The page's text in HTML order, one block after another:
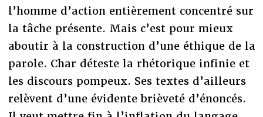
l’homme d’action entièrement concentré sur
la tâche présente. Mais c’est pour mieux
aboutir à la construction d’une éthique de la
parole. Char déteste la rhétorique infinie et
les discours pompeux. Ses textes d’ailleurs
relèvent d’une évidente brièveté d’énoncés.